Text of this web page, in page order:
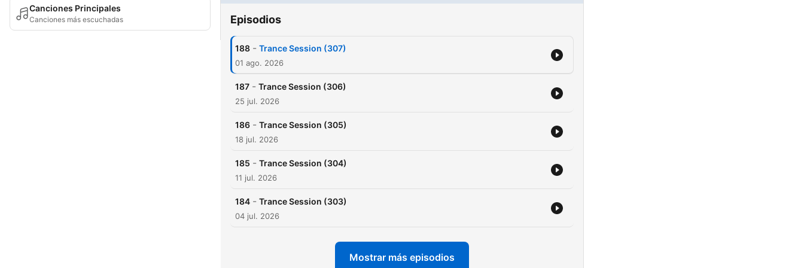
Canciones Principales
Canciones más escuchadas Episodios
188 - Trance Session (307)
01 ago. 2026
187 - Trance Session (306)
25 jul. 2026
186 - Trance Session (305)
18 jul. 2026
185 - Trance Session (304)
11 jul. 2026
184 - Trance Session (303)
04 jul. 2026
Mostrar más episodios